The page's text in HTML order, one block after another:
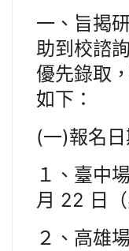
一、旨揭
助到校諮
優先錄取
如下：
(一)報名日
１、臺中
月 22 日
２、高雄